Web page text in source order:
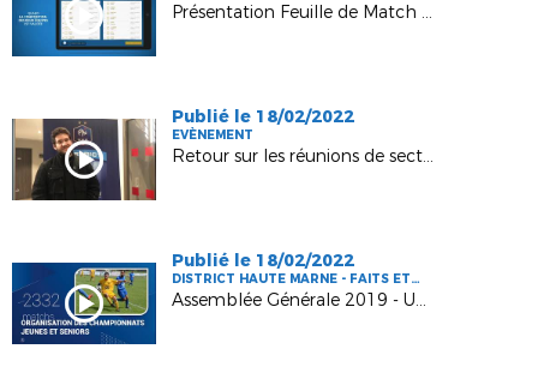
Présentation Feuille de Match Informatisée (FMI)
Publié le 18/02/2022
EVÈNEMENT
Retour sur les réunions de secteur 2019
Publié le 18/02/2022
DISTRICT HAUTE MARNE - FAITS ET
CHIFFRES
Assemblée Générale 2019 - Une saison d'activité pour le foot Haut-Marnais